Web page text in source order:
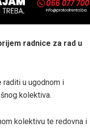
radnice za rad u
raditi u ugodnom i
kolektiva.
kolektivu te redovna i